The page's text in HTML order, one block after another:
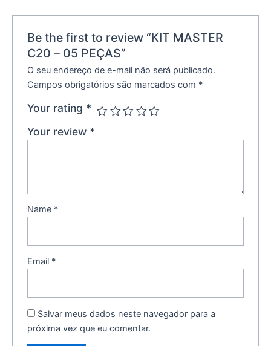
Be the first to review “KIT MASTER
C20 – 05 PEÇAS”
O seu endereço de e-mail não será publicado.
Campos obrigatórios são marcados com *
Your rating *
Your review *
Name *
Email *
Salvar meus dados neste navegador para a
próxima vez que eu comentar.